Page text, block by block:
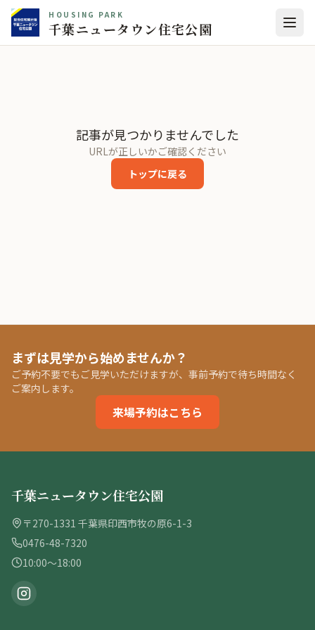
HOUSING PARK
千葉ニュータウン住宅公園
記事が見つかりませんでした
URLが正しいかご確認ください
トップに戻る
まずは見学から始めませんか？
ご予約不要でもご見学いただけますが、事前予約で待ち時間なく
ご案内します。
来場予約はこちら
千葉ニュータウン住宅公園
〒270-1331 千葉県印西市牧の原6-1-3
0476-48-7320
10:00〜18:00